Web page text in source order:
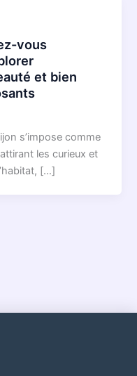
vous
et bien
s’impose comme
les curieux et
[…]